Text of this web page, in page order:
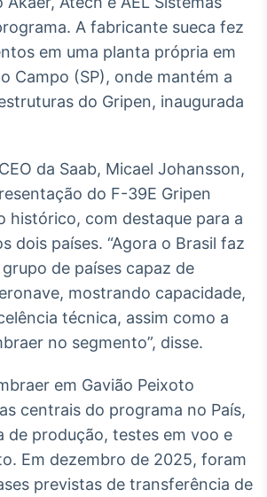
IA
Em breve
Em breve
Gestão de
Investimentos
Em breve
Tokenização
de ativos
Em breve
A fabricante sueca fez
em uma planta própria em
Campo (SP), onde mantém a
do Gripen, inaugurada
da Saab, Micael Johansson,
do F-39E Gripen
histórico, com destaque para a
dois países. “Agora o Brasil faz
de países capaz de
mostrando capacidade,
técnica, assim como a
no segmento”, disse.
em Gavião Peixoto
centrais do programa no País,
de produção, testes em voo e
Em dezembro de 2025, foram
previstas de transferência de